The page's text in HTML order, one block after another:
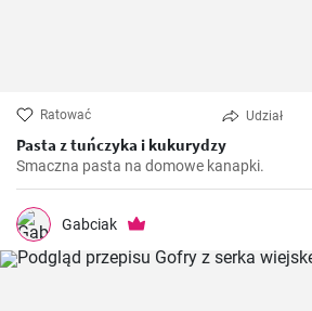
Ratować Udział
Pasta z tuńczyka i kukurydzy
Smaczna pasta na domowe kanapki.
Gabciak